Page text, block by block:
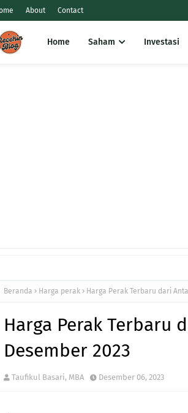
About Contact
Home Saham Investasi
Beranda Harga perak Harga Perak Terbaru dari
Harga Perak Terbaru
Desember 2023
Taufikul Basari, MBA Desember 06, 2023